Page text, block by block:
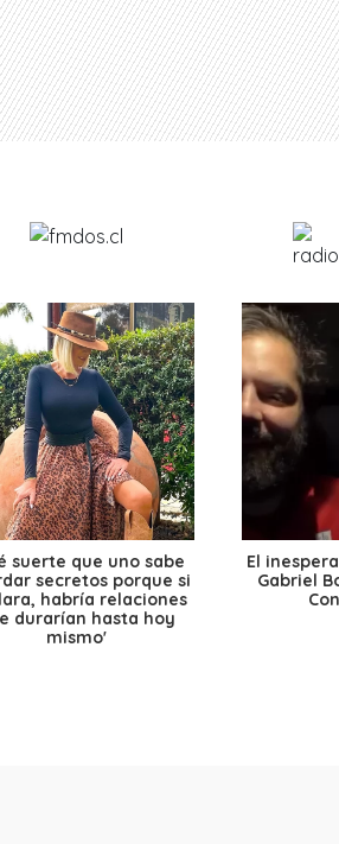
suerte que uno sabe
secretos porque si
habría relaciones
durarían hasta hoy
mismo'
El
Gabriel